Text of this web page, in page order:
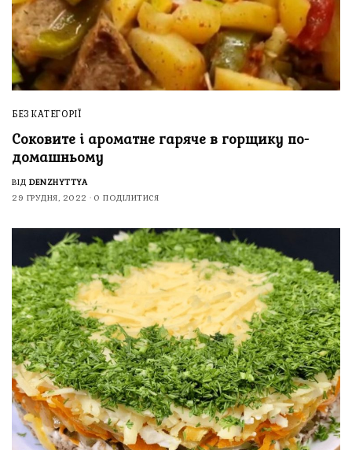
БЕЗ КАТЕГОРІЇ
Соковите і ароматне гаряче в горщику по-
домашньому
ВІД DENZHYTTYA
29 ГРУДНЯ, 2022
0 ПОДІЛИТИСЯ